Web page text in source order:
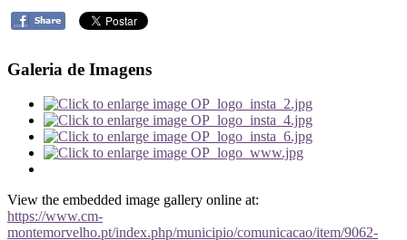
Galeria de Imagens
View the embedded image gallery online at:
https://www.cm-
montemorvelho.pt/index.php/municipio/comunicacao/item/9062-